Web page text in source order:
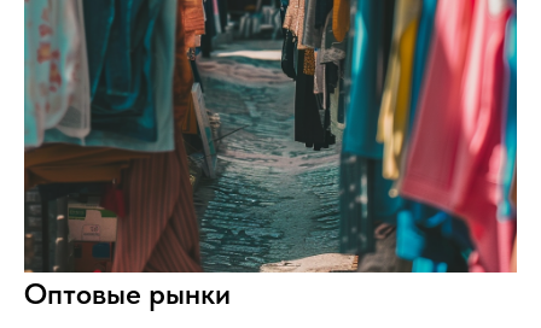
Оптовые рынки